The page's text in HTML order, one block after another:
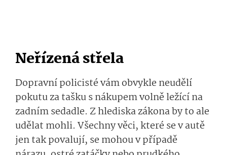
Neřízená střela
Dopravní policisté vám obvykle neudělí
pokutu za tašku s nákupem volně ležící na
zadním sedadle. Z hlediska zákona by to ale
udělat mohli. Všechny věci, které se v autě
jen tak povalují, se mohou v případě